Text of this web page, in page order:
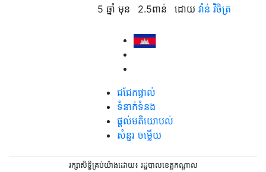
5 ឆ្នាំ មុន 2.5ពាន់ ដោយវ៉ាន់ វិចិត្រ
ជជែកផ្ទាល់
ទំនាក់ទំនង
ផ្តល់មតិយោបល់
សំនួរ ចម្លើយ
រក្សាសិទ្ធិគ្រប់យ៉ាងដោយ៖ រដ្ឋបាលខេត្តកណ្តាល